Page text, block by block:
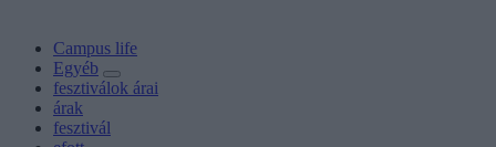
Campus life
Egyéb
fesztiválok árai
árak
fesztivál